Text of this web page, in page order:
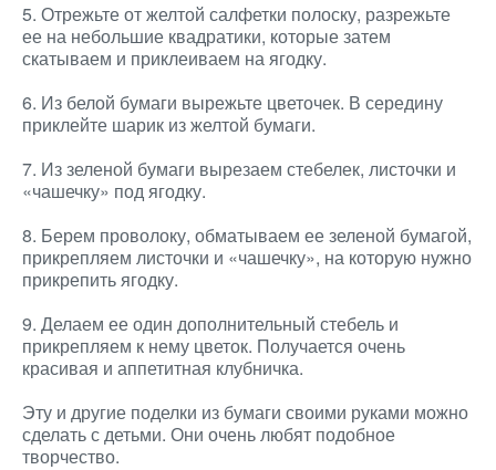
5. Отрежьте от желтой салфетки полоску, разрежьте
ее на небольшие квадратики, которые затем
скатываем и приклеиваем на ягодку.
6. Из белой бумаги вырежьте цветочек. В середину
приклейте шарик из желтой бумаги.
7. Из зеленой бумаги вырезаем стебелек, листочки и
«чашечку» под ягодку.
8. Берем проволоку, обматываем ее зеленой бумагой,
прикрепляем листочки и «чашечку», на которую нужно
прикрепить ягодку.
9. Делаем ее один дополнительный стебель и
прикрепляем к нему цветок. Получается очень
красивая и аппетитная клубничка.
Эту и другие поделки из бумаги своими руками можно
сделать с детьми. Они очень любят подобное
творчество.